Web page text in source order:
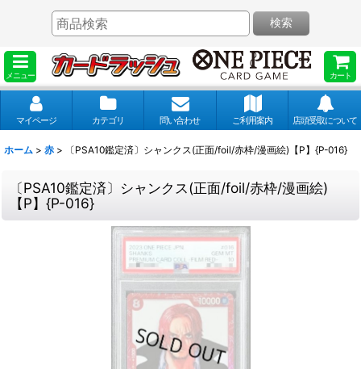
メニュー カート
検索
マイページ カテゴリ 問い合わせ ご利用案内 店頭受取について
ホーム > 赤 > 〔PSA10鑑定済〕シャンクス(正面/foil/赤枠/漫画絵)【P】{P-016}
〔PSA10鑑定済〕シャンクス(正面/foil/赤枠/漫画絵)
【P】{P-016}